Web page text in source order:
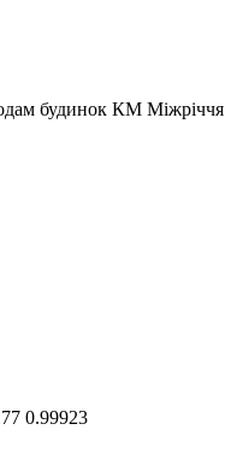
будинок КМ Міжріччя
0.99923